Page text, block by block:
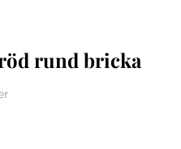
rund bricka